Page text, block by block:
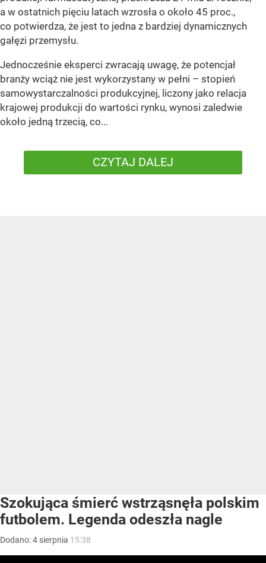
a w ostatnich pięciu latach wzrosła o około 45 proc.,
co potwierdza, że jest to jedna z bardziej dynamicznych
gałęzi przemysłu.
Jednocześnie eksperci zwracają uwagę, że potencjał
branży wciąż nie jest wykorzystany w pełni – stopień
samowystarczalności produkcyjnej, liczony jako relacja
krajowej produkcji do wartości rynku, wynosi zaledwie
około jedną trzecią, co...
CZYTAJ DALEJ
Szokująca śmierć wstrząsnęła polskim
futbolem. Legenda odeszła nagle
Dodano:4 sierpnia 15:38